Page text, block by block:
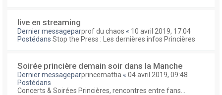
live en streaming
Dernier messageparprof du chaos « 10 avril 2019, 17:04
Postédans Stop the Press : Les dernières infos Princières
Soirée princière demain soir dans la Manche
Dernier messageparprincemattia « 04 avril 2019, 09:48
Postédans
Concerts & Soirées Princières, rencontres entre fans...